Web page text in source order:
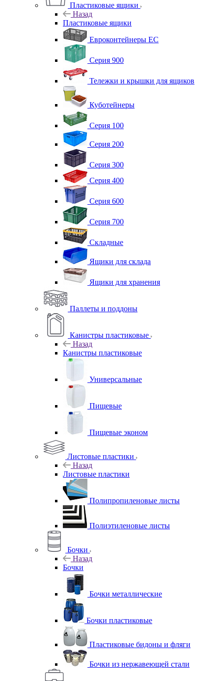
Пластиковые ящики
Назад
Пластиковые ящики
Евроконтейнеры ЕС
Серия 900
Тележки и крышки для ящиков
Куботейнеры
Серия 100
Серия 200
Серия 300
Серия 400
Серия 600
Серия 700
Складные
Ящики для склада
Ящики для хранения
Паллеты и поддоны
Канистры пластиковые
Назад
Канистры пластиковые
Универсальные
Пищевые
Пищевые эконом
Листовые пластики
Назад
Листовые пластики
Полипропиленовые листы
Полиэтиленовые листы
Бочки
Назад
Бочки
Бочки металлические
Бочки пластиковые
Пластиковые бидоны и фляги
Бочки из нержавеющей стали